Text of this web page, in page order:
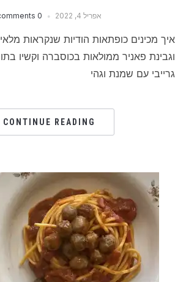
אפריל 4, 2022 0 comments
איך מכינים כופתאות הודיות שנקראות
וגבינת פאניר ממולאות בכוסברה וקשיו
גרייבי עם שמנת וגהי
CONTINUE READING